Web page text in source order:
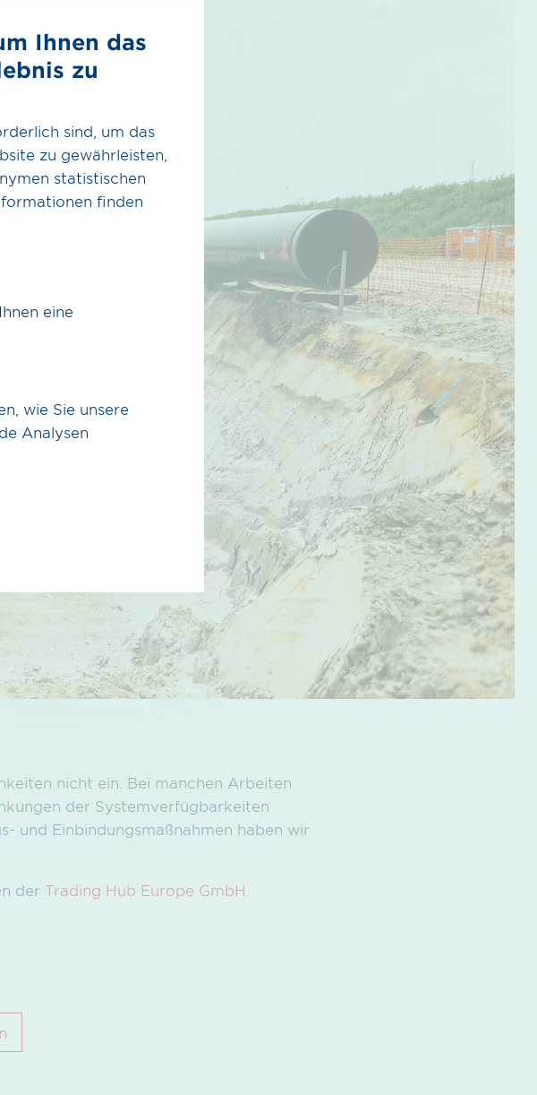
nicht ein. Bei manchen Arbeiten
der Systemverfügbarkeiten
und Einbindungsmaßnahmen haben wir
der Trading Hub Europe GmbH
Ihnen das
zu
sind, um das
zu gewährleisten,
statistischen
finden
eine
wie Sie unsere
Analysen